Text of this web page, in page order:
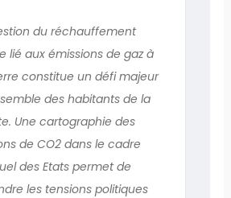
du réchauffement
lié aux émissions de gaz à
constitue un défi majeur
des habitants de la
Une cartographie des
de CO2 dans le cadre
des Etats permet de
les tensions politiques